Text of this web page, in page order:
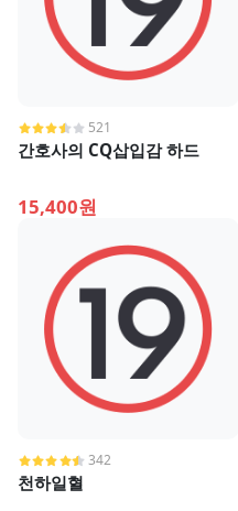
521
간호사의 CQ삽입감 하드
15,400원
342
천하일혈